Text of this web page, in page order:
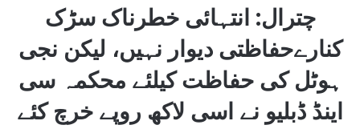
چترال: انتہائی خطرناک سڑک
کنارےحفاظتی دیوار نہیں، لیکن نجی
ہوٹل کی حفاظت کیلئے محکمہ سی
اینڈ ڈبلیو نے اسی لاکھ روپے خرچ کئے